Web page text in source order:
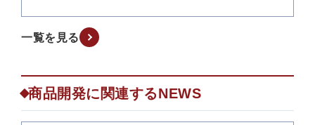
一覧を見る
商品開発に関連するNEWS